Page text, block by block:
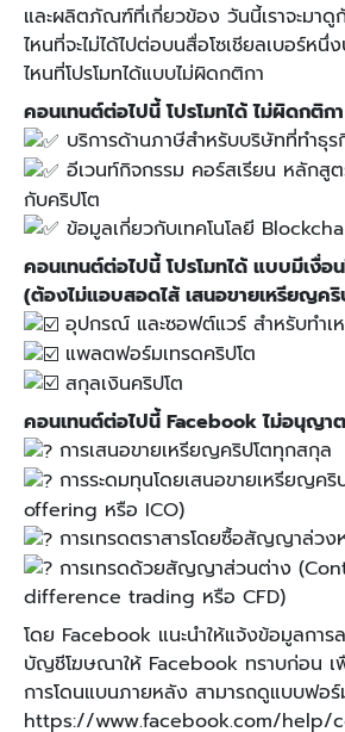
และผลิตภัณฑ์ที่เกี่ยวข้อง วันนี้เราจะมา
ไหนที่จะไม่ได้ไปต่อบนสื่อโซเชียลเบอร์หนึ่
ไหนที่โปรโมทได้แบบไม่ผิดกติกา
คอนเทนต์ต่อไปนี้ โปรโมทได้ ไม่ผิดกติกา
บริการด้านภาษีสำหรับบริษัทที่ทำธุร
อีเวนท์กิจกรรม คอร์สเรียน หลักสูต
กับคริปโต
ข้อมูลเกี่ยวกับเทคโนโลยี
คอนเทนต์ต่อไปนี้ โปรโมทได้ แบบมีเงื่อ
(ต้องไม่แอบสอดไส้ เสนอขายเหรียญค
อุปกรณ์ และซอฟต์แวร์ สำหรับทำเ
แพลตฟอร์มเทรดคริปโต
สกุลเงินคริปโต
คอนเทนต์ต่อไปนี้ Facebook ไม่อนุญาต
การเสนอขายเหรียญคริปโตทุกสกุล
การระดมทุนโดยเสนอขายเหรียญค
offering หรือ ICO)
การเทรดตราสารโดยซื้อสัญญาล่ว
การเทรดด้วยสัญญาส่วนต่าง
difference trading หรือ CFD)
โดย Facebook แนะนำให้แจ้งข้อมูลกา
บัญชีโฆษณาให้ Facebook ทราบก่อน
การโดนแบนภายหลัง สามารถดูแบบฟอ
https://www.facebook.com/help/